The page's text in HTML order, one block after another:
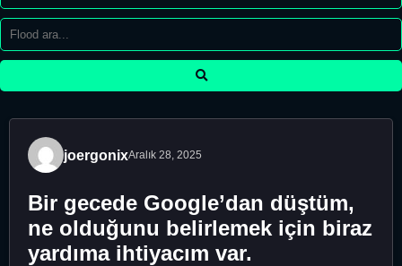
joergonixAralık 28, 2025
Bir gecede Google’dan düştüm,
ne olduğunu belirlemek için biraz
yardıma ihtiyacım var.